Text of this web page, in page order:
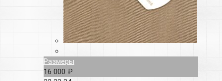
Размеры
16 000 ₽